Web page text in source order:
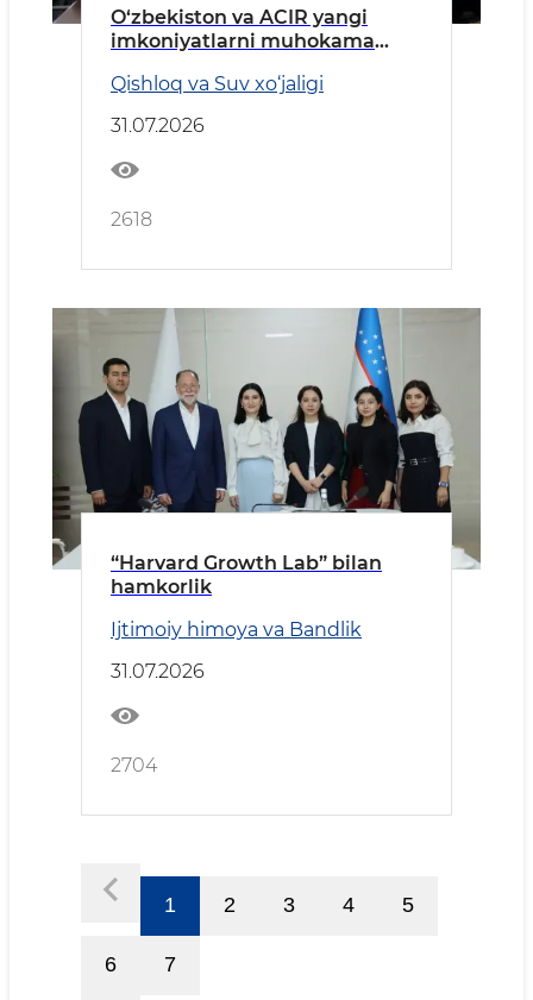
O‘zbekiston va ACIR yangi
imkoniyatlarni muhokama
Qishloq va Suv xo‘jaligi
31.07.2026
2618
“Harvard Growth Lab” bilan
hamkorlik
Ijtimoiy himoya va Bandlik
31.07.2026
2704
1 2 3 4 5
6 7